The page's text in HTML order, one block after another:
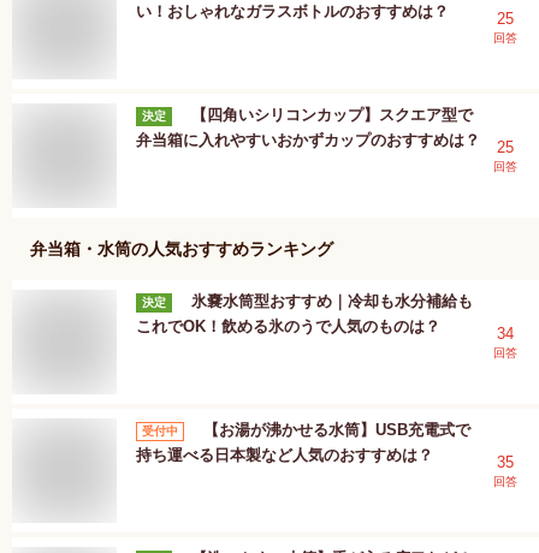
い！おしゃれなガラスボトルのおすすめは？
25
回答
決定
【四角いシリコンカップ】スクエア型で
弁当箱に入れやすいおかずカップのおすすめは？
25
回答
弁当箱・水筒の人気おすすめランキング
決定
氷嚢水筒型おすすめ｜冷却も水分補給も
これでOK！飲める氷のうで人気のものは？
34
回答
受付中
【お湯が沸かせる水筒】USB充電式で
持ち運べる日本製など人気のおすすめは？
35
回答